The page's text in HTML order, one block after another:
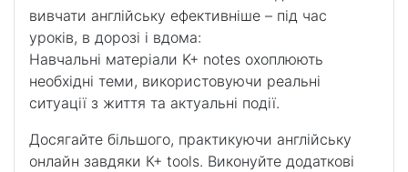
вивчати англійську ефективніше – під час
уроків, в дорозі і вдома:
Навчальні матеріали K+ notes охоплюють
необхідні теми, використовуючи реальні
ситуації з життя та актуальні події.
Досягайте більшого, практикуючи англійську
онлайн завдяки К+ tools. Виконуйте додаткові